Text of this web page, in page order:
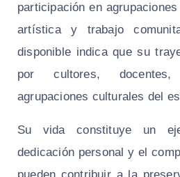
participación en
artística y trabajo
disponible indica que su
por cultores,
agrupaciones culturales del
Su vida constituye un
dedicación personal y el